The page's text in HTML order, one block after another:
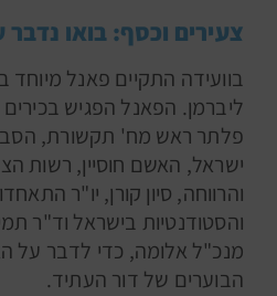
צעירים וכסף: בואו נדבר
בוועידה התקיים פאנל מיוחד
ליברמן. הפאנל הפגיש
פלתר ראש מח' תקשורת,
ישראל, האשם חוסיין, רשות
והרווחה, סיון קורן, יו"ר
והסטודנטיות בישראל וד"ר
מנכ"ל אלומה, כדי לדבר על
הבוערים של דור העתיד.